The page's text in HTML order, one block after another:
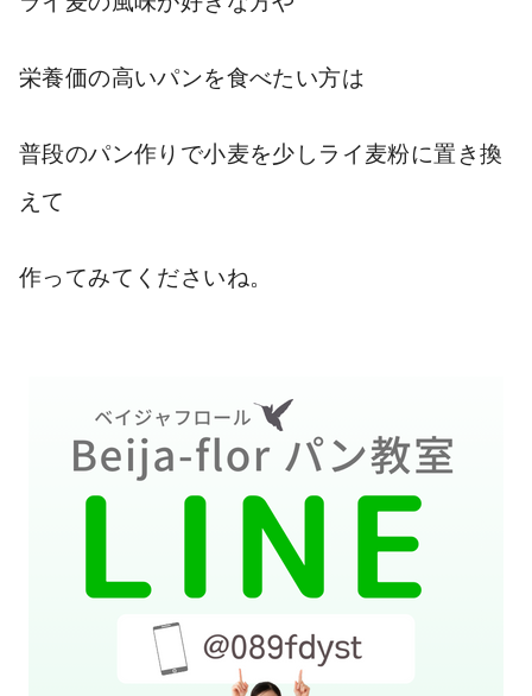
栄養価の高いパンを食べたい方は
普段のパン作りで小麦を少しライ麦粉に置き換
えて
作ってみてくださいね。